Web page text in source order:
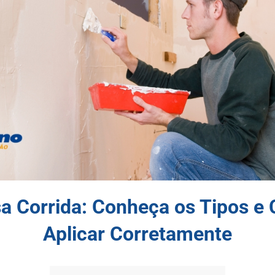
Corrida: Conheça os Tipos e
Aplicar Corretamente